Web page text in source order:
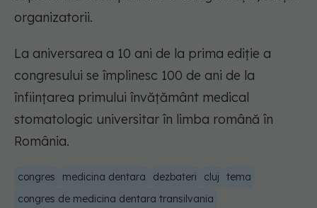
organizatorii.
La aniversarea a 10 ani de la prima ediție a
congresului se împlinesc 100 de ani de la
înființarea primului învățământ medical
stomatologic universitar în limba română în
România.
congres medicina dentara dezbateri cluj
tema
congres de medicina dentara transilvania